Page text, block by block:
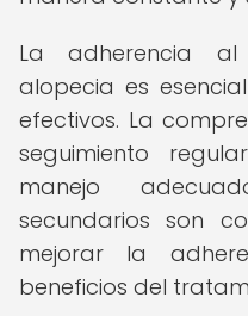
La adherencia
alopecia es
efectivos. La
seguimiento
manejo
secundarios son
mejorar la
beneficios del